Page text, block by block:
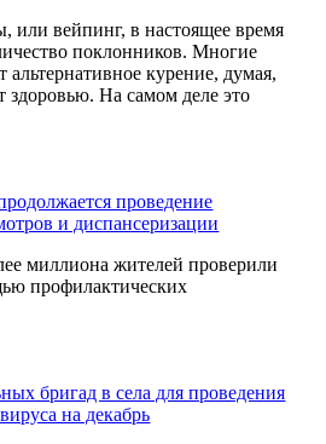
или вейпинг, в настоящее время
поклонников. Многие
курение, думая,
здоровью. На самом деле это
проведение
и диспансеризации
миллиона жителей проверили
профилактических
бригад в села для проведения
на декабрь